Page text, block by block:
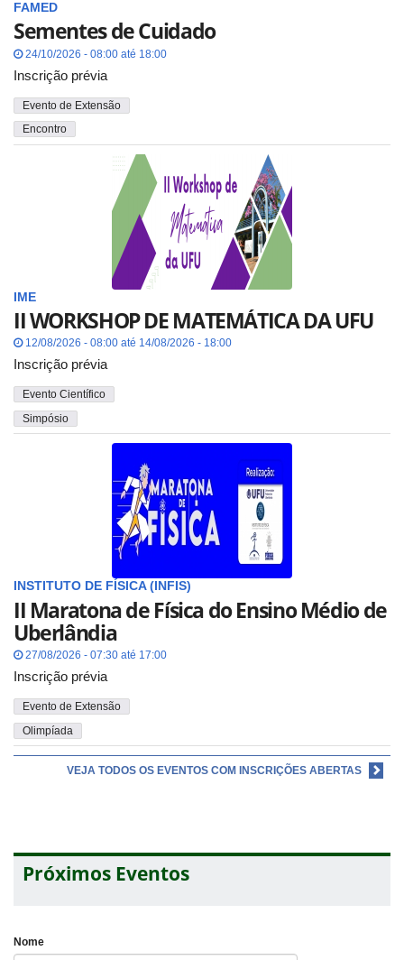
FAMED
Sementes de Cuidado
24/10/2026 - 08:00 até 18:00
Inscrição prévia
Evento de Extensão
Encontro
IME
II WORKSHOP DE MATEMÁTICA DA UFU
12/08/2026 - 08:00 até 14/08/2026 - 18:00
Inscrição prévia
Evento Científico
Simpósio
INSTITUTO DE FÍSICA (INFIS)
II Maratona de Física do Ensino Médio de
Uberlândia
27/08/2026 - 07:30 até 17:00
Inscrição prévia
Evento de Extensão
Olimpíada
VEJA TODOS OS EVENTOS COM INSCRIÇÕES ABERTAS
Próximos Eventos
Nome